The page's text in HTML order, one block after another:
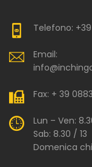
Telefono:
Email:
Fax: + 39
Lun – Ven:
Sab: 8.30 / 13
Domenica